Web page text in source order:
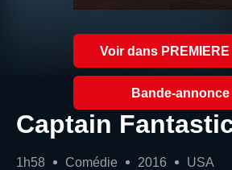
Voir dans PREMIERE
Bande-annonce
Captain
1h58 Comédie 2016
USA